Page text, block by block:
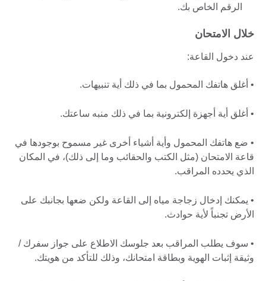
الرقم الخاص بك.
خلال الامتحان
عند دخول القاعة:
• أغلق هاتفك المحمول بما في ذلك أية تنبيهات.
• أغلق أية أجهزة إلكترونية بما في ذلك منبه ساعتك.
• ضع هاتفك المحمول وأية أشياء أخرى غير مسموح بوجودها في
قاعة الامتحان (مثل الكتب والحقائب وما إلى ذلك)، في المكان
الذي يحدده المراقب.
• يمكنك إدخال زجاجة مياه إلى القاعة ولكن ضعها بجانبك على
الأرض تجنباً لأية حوادث.
• سوف يطلب المراقب بعد جلوسك الاطلاع على جواز سفرك /
وثيقة إثبات الهوية وبطاقة امتحانك، وذلك للتأكد من هويتك.